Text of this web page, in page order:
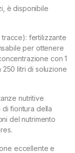
è disponibile
tracce): fertilizzante
per ottenere
con 1
250 litri di soluzione
nutritive
fioritura della
del nutrimento
eccellente e